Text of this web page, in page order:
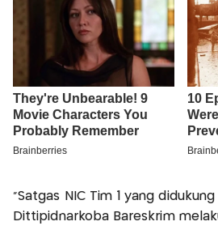
“Satgas NIC Tim 1 yang didukung
Dittipidnarkoba Bareskrim